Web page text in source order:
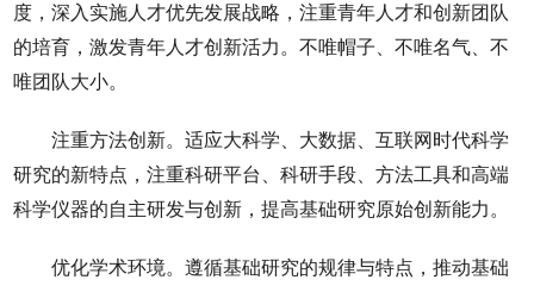
度，深入实施人才优先发展战略，注重青年人才和创新团队
的培育，激发青年人才创新活力。不唯帽子、不唯名气、不
唯团队大小。
注重方法创新。适应大科学、大数据、互联网时代科学
研究的新特点，注重科研平台、科研手段、方法工具和高端
科学仪器的自主研发与创新，提高基础研究原始创新能力。
优化学术环境。遵循基础研究的规律与特点，推动基础